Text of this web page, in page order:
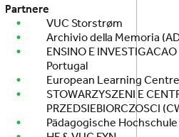
Partnere
VUC Storstrøm
Archivio della Memoria
ENSINO E
Portugal
European Learning
STOWARZYSZENI E
PRZEDSIEBIORCZOSCI
Pädagogische